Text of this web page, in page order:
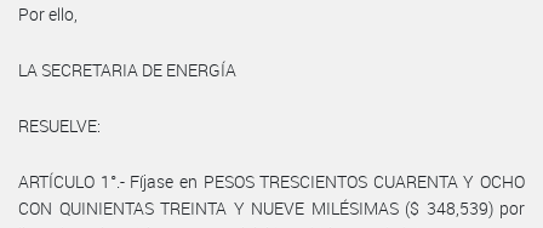
Por ello,
LA SECRETARIA DE ENERGÍA
RESUELVE:
ARTÍCULO 1°.- Fíjase en PESOS TRESCIENTOS CUARENTA Y OCHO
CON QUINIENTAS TREINTA Y NUEVE MILÉSIMAS ($ 348,539) por